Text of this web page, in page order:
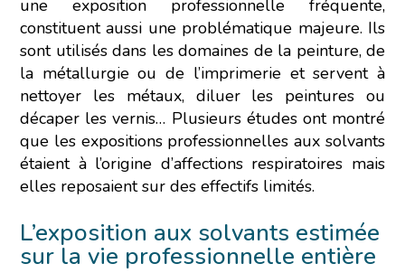
une exposition professionnelle fréquente,
constituent aussi une problématique majeure. Ils
sont utilisés dans les domaines de la peinture, de
la métallurgie ou de l’imprimerie et servent à
nettoyer les métaux, diluer les peintures ou
décaper les vernis… Plusieurs études ont montré
que les expositions professionnelles aux solvants
étaient à l’origine d’affections respiratoires mais
elles reposaient sur des effectifs limités.
L’exposition aux solvants estimée
sur la vie professionnelle entière